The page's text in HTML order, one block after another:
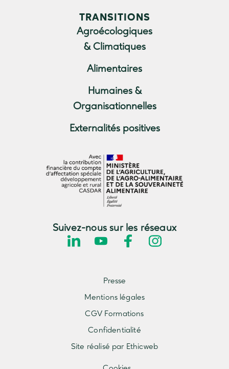
TRANSITIONS
Agroécologiques
& Climatiques
Alimentaires
Humaines &
Organisationnelles
Externalités positives
Suivez-nous sur les réseaux
Presse
Mentions légales
CGV Formations
Confidentialité
Site réalisé par Ethicweb